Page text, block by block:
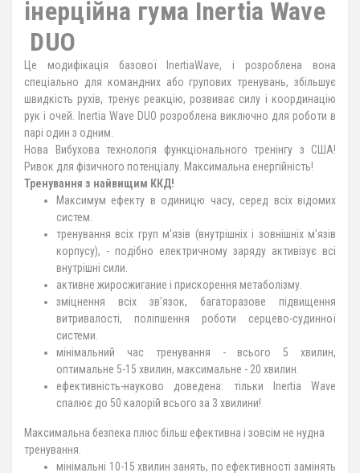
інерційна гума Inertia Wave
DUO
Це модифікація базової InertiaWave, і розроблена вона
спеціально для командних або групових тренувань, збільшує
швидкість рухів, тренує реакцію, розвиває силу і координацію
рук і очей. Inertia Wave DUO розроблена виключно для роботи в
парі один з одним.
Нова Вибухова технологія функціонального тренінгу з США!
Ривок для фізичного потенціалу. Максимальна енергійність!
Тренування з найвищим ККД!
Максимум ефекту в одиницю часу, серед всіх відомих
систем.
тренування всіх груп м'язів (внутрішніх і зовнішніх м'язів
корпусу), - подібно електричному заряду активізує всі
внутрішні сили.
активне жиросжигание і прискорення метаболізму.
зміцнення всіх зв'язок, багаторазове підвищення
витривалості, поліпшення роботи серцево-судинної
системи.
мінімальний час тренування - всього 5 хвилин,
оптимальне 5-15 хвилин, максимальне - 20 хвилин.
ефективність-науково доведена: тільки Inertia Wave
спалює до 50 калорій всього за 3 хвилини!
Максимальна безпека плюс більш ефективна і зовсім не нудна
тренування.
мінімальні 10-15 хвилин занять, по ефективності замінять